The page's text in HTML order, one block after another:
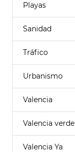
Playas
Sanidad
Tráfico
Urbanismo
Valencia
Valencia verde
Valencia Ya